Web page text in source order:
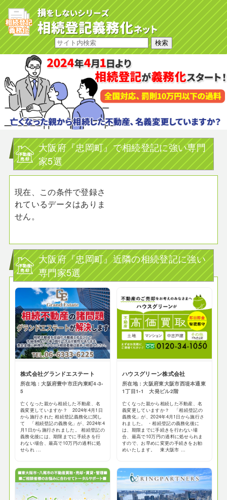
大阪府『忠岡町』で相続登記に強い専門
家5選
現在、この条件で登録さ
れているデータはありま
せん。
大阪府『忠岡町』近隣の相続登記に強い
専門家5選
株式会社グランドエステート
所在地：大阪府豊中市庄内東町4-3-
5
亡くなった親から相続した不動産、名
義変更していますか？ 2024年4月1日
から施行された 相続登記義務化に関し
て 「相続登記の義務化」が、2024年4
月1日から施行されました。 相続登記の
義務化後には、期限までに手続きを行
わない場合、最高で10万円の過料に処
せられ ...
ハウスグリーン株式会社
所在地：大阪府東大阪市西堤本通東
1丁目1-1 大発ビル2階
亡くなった親から相続した不動産、名
義変更していますか？ 「相続登記の
義務化」が、2024年4月1日から施行さ
れました。 ・相続登記の義務化後に
は、期限までに手続きを行わない場
合、最高で10万円の過料に処せられま
すので、お早めに変更の手続きをお勧
めいたします。 東大阪市 ...